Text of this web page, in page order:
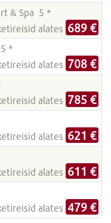
& Spa 5 *
alates 689 €
*
alates 708 €
alates 785 €
alates 621 €
alates 611 €
alates 479 €